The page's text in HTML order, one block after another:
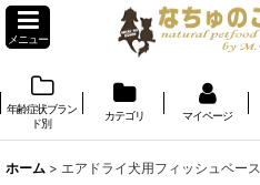
メニュー
年齢症状ブラン
ド別
カテゴリ マイページ
ホーム > エアドライ犬用フィッシュベース